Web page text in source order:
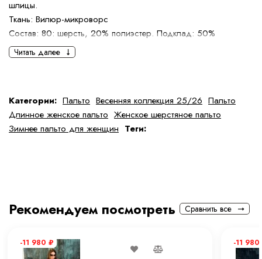
шлицы.
Ткань: Вилюр-микроворс
Состав: 80: шерсть, 20% полиэстер. Подклад: 50%
полиэстер, 50% вискоза
Параметры модели: ОГ-89 см., ОБ-87 см., рост 167 см., на
Определить размер
Правила ухода
Читать далее
Категории: Пальто Весенняя коллекция 25/26 Пальто
Длинное женское пальто Женское шерстяное пальто
Зимнее пальто для женщин Теги:
Рекомендуем посмотреть Сравнить все
-11 980 ₽ -11 980